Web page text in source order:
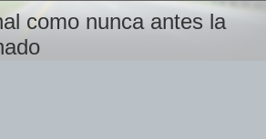
como nunca antes la